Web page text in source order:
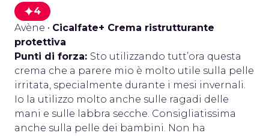
4
Avène • Cicalfate+ Crema ristrutturante
protettiva
Punti di forza: Sto utilizzando tutt’ora questa
crema che a parere mio è molto utile sulla pelle
irritata, specialmente durante i mesi invernali.
Io la utilizzo molto anche sulle ragadi delle
mani e sulle labbra secche. Consigliatissima
anche sulla pelle dei bambini. Non ha